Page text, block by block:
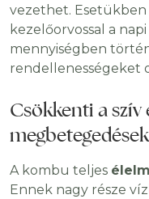
vezethet.
kezelőorvossal a
mennyiségben
rendellenességeket
Csökkenti a
A kombu teljes
Ennek nagy része